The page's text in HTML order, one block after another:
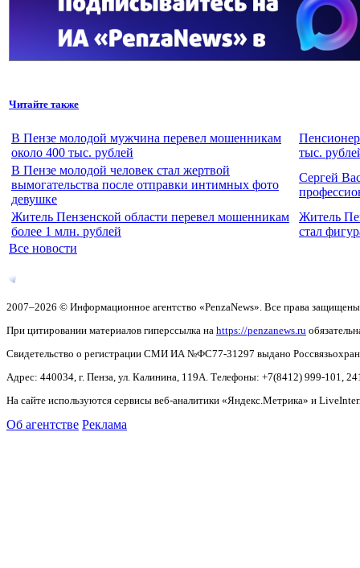
Читайте также
В Пензе молодой мужчина перевел мошенникам
около 400 тыс. рублей
тыс.
В Пензе молодой человек стал жертвой
вымогательства после отправки интимных фото
девушке
Сергей
Житель Пензенской области перевел мошенникам
более 1 млн. рублей
Житель
стал
Все новости
2007–2026 © Информационное агентство «PenzaNews». Все права
При цитировании материалов гиперссылка на https://penzanews.ru
Свидетельство о регистрации СМИ ИА №ФС77-31297 выдано
Адрес: 440034, г. Пенза, ул. Калинина, 119А. Телефоны: +7(8412) 999-101,
На сайте используются сервисы веб-аналитики «Яндекс.Метрика» и
Об агентстве Реклама